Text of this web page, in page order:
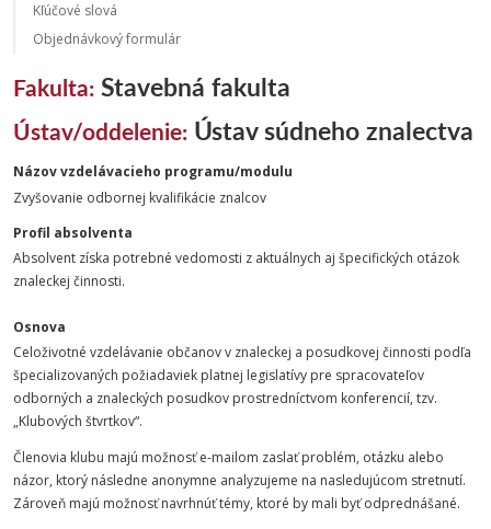
Kľúčové slová
Objednávkový formulár
Fakulta: Stavebná fakulta
Ústav/oddelenie: Ústav súdneho znalectva
Názov vzdelávacieho programu/modulu
Zvyšovanie odbornej kvalifikácie znalcov
Profil absolventa
Absolvent získa potrebné vedomosti z aktuálnych aj špecifických otázok
znaleckej činnosti.
Osnova
Celoživotné vzdelávanie občanov v znaleckej a posudkovej činnosti podľa
špecializovaných požiadaviek platnej legislatívy pre spracovateľov
odborných a znaleckých posudkov prostredníctvom konferencií, tzv.
„Klubových štvrtkov“.
Členovia klubu majú možnosť e-mailom zaslať problém, otázku alebo
názor, ktorý následne anonymne analyzujeme na nasledujúcom stretnutí.
Zároveň majú možnosť navrhnúť témy, ktoré by mali byť odprednášané.